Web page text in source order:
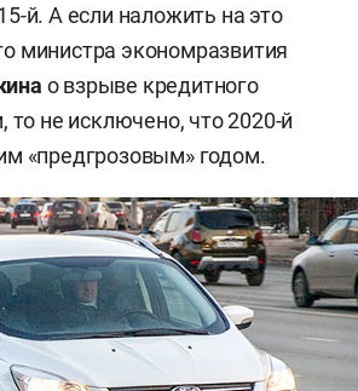
й. А если наложить на это
министра экономразвития
о взрыве кредитного
то не исключено, что 2020-й
«предгрозовым» годом.